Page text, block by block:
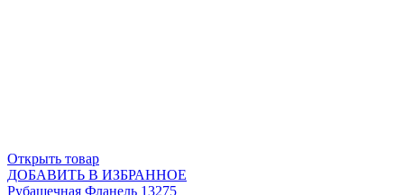
Открыть товар
ДОБАВИТЬ В ИЗБРАННОЕ
Рубашечная Фланель 13275